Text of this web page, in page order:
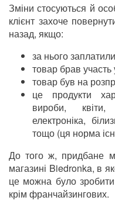
Зміни стосуються й
клієнт захоче
назад, якщо:
за нього
товар брав участь
товар був на
це продукти
вироби, квіти,
електроніка,
тощо (ця норма
До того ж, придбане
магазині Biedronka, в
це можна було
крім франчайзингових.